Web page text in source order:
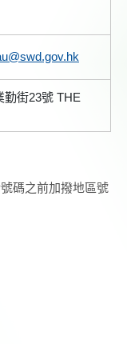
勤街23號 THE
碼之前加撥地區號